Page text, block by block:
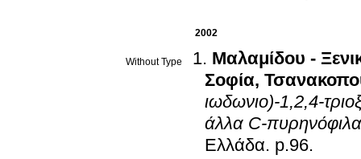
2002
Without Type
Μαλαμίδου -
Σοφία,
ιωδωνιο)-1,2,4-
άλλα C-πυρηνόφιλα
Ελλάδα. p.96.